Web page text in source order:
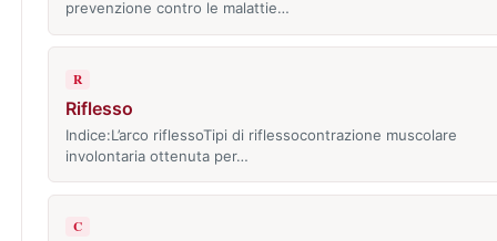
prevenzione contro le malattie…
R
Riflesso
Indice:L’arco riflessoTipi di riflessocontrazione muscolare
involontaria ottenuta per…
C